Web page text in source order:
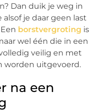
Dan duik je weg in
je daar geen last
borstvergroting is
wel één die in een
veilig en met
worden uitgevoerd.
na een